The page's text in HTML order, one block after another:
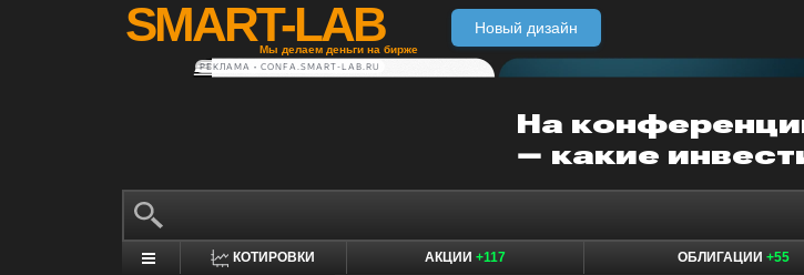
SMART-LAB
Мы делаем деньги на бирже
Новый дизайн
РЕКЛАМА • CONFA.SMART-LAB.RU
КОТИРОВКИ АКЦИИ +117 ОБЛИГАЦИИ +55